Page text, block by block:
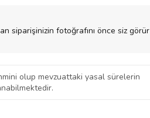
siparişinizin fotoğrafını önce siz görür
olup mevzuattaki yasal sürelerin